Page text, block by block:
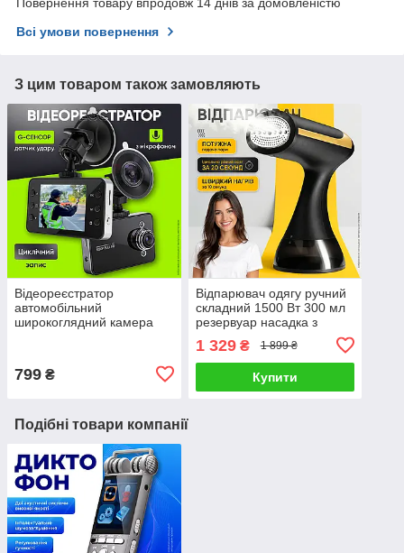
Повернення товару впродовж 14 днів за домовленістю
Всі умови повернення
З цим товаром також замовляють
Відеореєстратор
автомобільний
широкоглядний камера
799 ₴
Відпарювач одягу ручний
складний 1500 Вт 300 мл
резервуар насадка з
побутовий парогенератор
1 329₴ 1 899 ₴
Купити
Подібні товари компанії